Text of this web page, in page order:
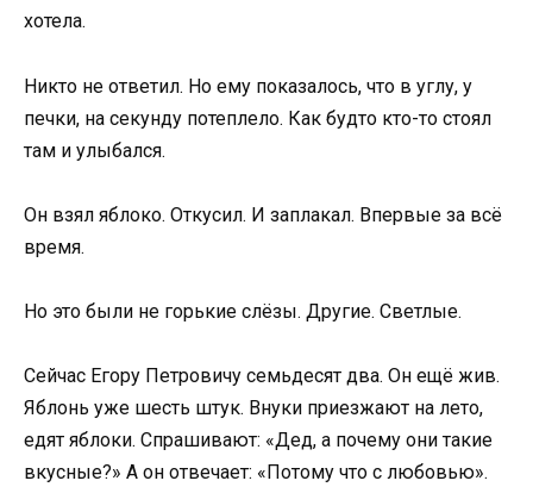
хотела.
Никто не ответил. Но ему показалось, что в углу, у
печки, на секунду потеплело. Как будто кто-то стоял
там и улыбался.
Он взял яблоко. Откусил. И заплакал. Впервые за всё
время.
Но это были не горькие слёзы. Другие. Светлые.
Сейчас Егору Петровичу семьдесят два. Он ещё жив.
Яблонь уже шесть штук. Внуки приезжают на лето,
едят яблоки. Спрашивают: «Дед, а почему они такие
вкусные?» А он отвечает: «Потому что с любовью».